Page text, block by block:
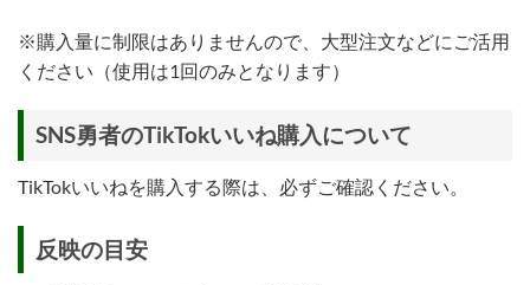
※購入量に制限はありませんので、大型注文などにご活用
ください（使用は1回のみとなります）
SNS勇者のTikTokいいね購入について
TikTokいいねを購入する際は、必ずご確認ください。
反映の目安